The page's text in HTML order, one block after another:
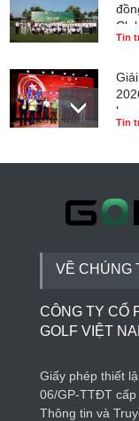
Club
Tin
Tin
6
VỀ CHÚNG
CÔNG TY CỔ
GOLF VIỆT
Giấy phép thiết
06/GP-TTĐT
Thông tin và